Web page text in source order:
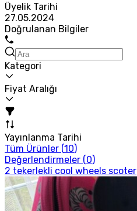
Üyelik Tarihi
27.05.2024
Doğrulanan Bilgiler
Kategori
Fiyat Aralığı
Yayınlanma Tarihi
Tüm Ürünler (10)
Değerlendirmeler (0)
2 tekerlekli cool wheels scoter